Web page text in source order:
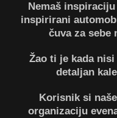
Nemaš
inspirirani
čuva za sebe
Žao ti je kada
detaljan
Korisnik si
organizaciju